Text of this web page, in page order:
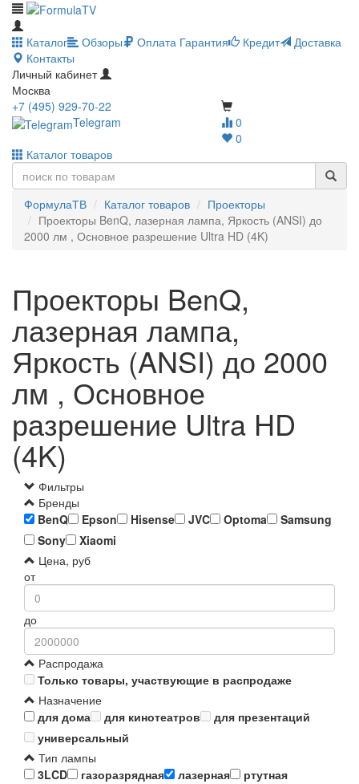
Каталог Обзоры Оплата Гарантия Кредит
Доставка
Контакты
Личный кабинет
Москва
0
0
+7 (495) 929-70-22
Telegram
Каталог товаров
ФормулаТВ Каталог товаров
Проекторы
Проекторы BenQ, лазерная лампа, Яркость (ANSI) до
2000 лм , Основное разрешение Ultra HD (4K)
Проекторы BenQ,
лазерная лампа,
Яркость (ANSI) до 2000
лм , Основное
разрешение Ultra HD
(4K)
Фильтры
Бренды
BenQ
Epson Hisense JVC Optoma
Samsung
Sony
Xiaomi
Цена, руб
от
до
Распродажа
Только товары, участвующие в распродаже
Назначение
для дома
для кинотеатров
для презентаций
универсальный
Тип лампы
3LCD
газоразрядная лазерная
ртутная